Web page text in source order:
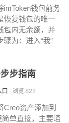
imToken钱包前务
恢复钱包的唯一
包内无余额，并
为：进入“我”
步指南
| 浏览:822
Creo资产添加到
单直接，主要通